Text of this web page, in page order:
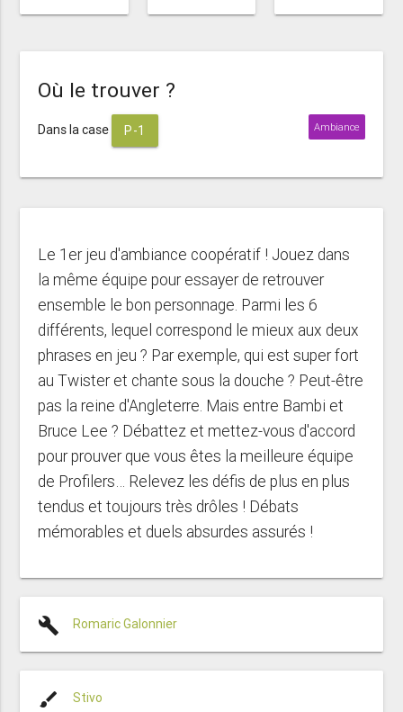
Où le trouver ?
Dans la case P-1 Ambiance
Le 1er jeu d'ambiance coopératif ! Jouez dans
la même équipe pour essayer de retrouver
ensemble le bon personnage. Parmi les 6
différents, lequel correspond le mieux aux deux
phrases en jeu ? Par exemple, qui est super fort
au Twister et chante sous la douche ? Peut-être
pas la reine d'Angleterre. Mais entre Bambi et
Bruce Lee ? Débattez et mettez-vous d'accord
pour prouver que vous êtes la meilleure équipe
de Profilers… Relevez les défis de plus en plus
tendus et toujours très drôles ! Débats
mémorables et duels absurdes assurés !
build Romaric Galonnier
brush Stivo